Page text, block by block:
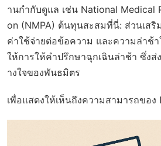
านกำกับดูแล เช่น National Medical
on (NMPA) ต้นทุนสะสมที่นี่: ส่วนเสริ
ค่าใช้จ่ายต่อข้อความ และความล่าช้า
ให้การให้คำปรึกษาฉุกเฉินล่าช้า ซึ่งส่
างใจของพันธมิตร
เพื่อแสดงให้เห็นถึงความสามารถของ